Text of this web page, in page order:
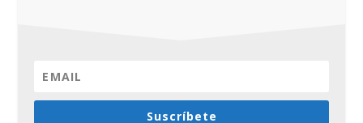
Suscríbete